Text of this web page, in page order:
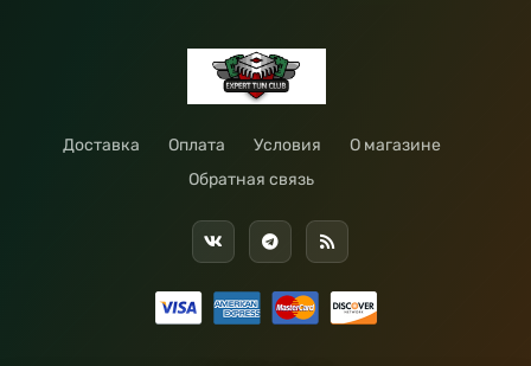
Доставка Оплата Условия
О магазине
Обратная связь